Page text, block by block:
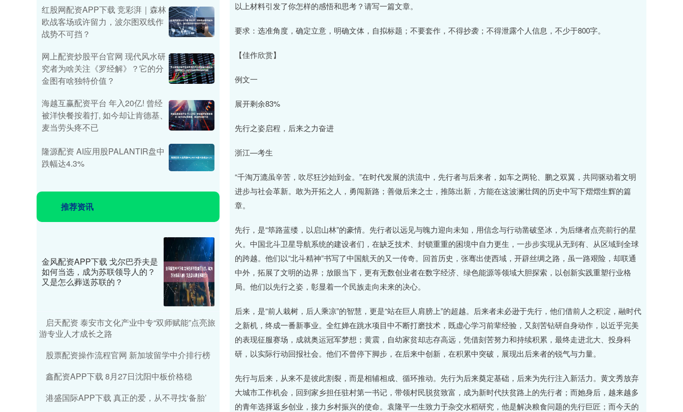
以上材料引发了你怎样的感悟和思考？请写一篇文章。
要求：选准角度，确定立意，明确文体，自拟标题；不要套作，不得抄袭；不得泄露个人信息，不少于800字。
【佳作欣赏】
例文一
展开剩余83%
先行之姿启程，后来之力奋进
浙江—考生
“千淘万漉虽辛苦，吹尽狂沙始到金。”在时代发展的洪流中，先行者与后来者，如车之两轮、鹏之双翼，共同驱动着文明
进步与社会革新。敢为开拓之人，勇闯新路；善做后来之士，推陈出新，方能在这波澜壮阔的历史中写下熠熠生辉的篇
章。
先行，是“筚路蓝缕，以启山林”的豪情。先行者以远见与魄力迎向未知，用信念与行动凿破坚冰，为后继者点亮前行的星
火。中国北斗卫星导航系统的建设者们，在缺乏技术、封锁重重的困境中自力更生，一步步实现从无到有、从区域到全球
的跨越。他们以“北斗精神”书写了中国航天的又一传奇。回首历史，张骞出使西域，开辟丝绸之路，虽一路艰险，却联通
中外，拓展了文明的边界；放眼当下，更有无数创业者在数字经济、绿色能源等领域大胆探索，以创新实践重塑行业格
局。他们以先行之姿，彰显着一个民族走向未来的决心。
后来，是“前人栽树，后人乘凉”的智慧，更是“站在巨人肩膀上”的超越。后来者未必逊于先行，他们借前人之积淀，融时代
之新机，终成一番新事业。全红婵在跳水项目中不断打磨技术，既虚心学习前辈经验，又刻苦钻研自身动作，以近乎完美
的表现征服赛场，成就奥运冠军梦想；黄震，自幼家贫却志存高远，凭借刻苦努力和持续积累，最终走进北大、投身科
研，以实际行动回报社会。他们不曾停下脚步，在后来中创新，在积累中突破，展现出后来者的锐气与力量。
先行与后来，从来不是彼此割裂，而是相辅相成、循环推动。先行为后来奠定基础，后来为先行注入新活力。黄文秀放弃
大城市工作机会，回到家乡担任驻村第一书记，带领村民脱贫致富，成为新时代扶贫路上的先行者；而她身后，越来越多
的青年选择返乡创业，接力乡村振兴的使命。袁隆平一生致力于杂交水稻研究，他是解决粮食问题的先行巨匠；而今天的
红股网配资APP下载 竞彩湃｜森林
欧战客场或许留力，波尔图双线作
战势不可挡？
网上配资炒股平台官网 现代风水研
究者为啥关注《罗经解》？它的分
金图有啥独特价值？
海越互赢配资平台 年入20亿! 曾经
被洋快餐按着打, 如今却让肯德基、
麦当劳头疼不已
隆源配资 AI应用股PALANTIR盘中
跌幅达4.3%
推荐资讯
金风配资APP下载 戈尔巴乔夫是
如何当选，成为苏联领导人的？
又是怎么葬送苏联的？
启天配资 泰安市文化产业中专“双师赋能”点亮旅
游专业人才成长之路
股票配资操作流程官网 新加坡留学中介排行榜
鑫配资APP下载 8月27日沈阳中板价格稳
港盛国际APP下载 真正的爱，从不寻找‘备胎’